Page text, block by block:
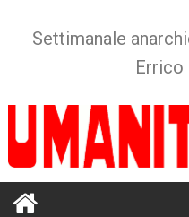
Settimanale
Errico